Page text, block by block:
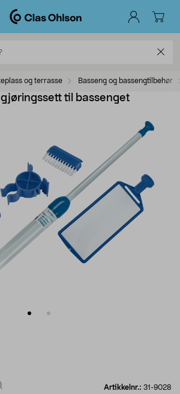
og terrasse Basseng og bassengtilbehør
til bassenget
Artikkelnr.: 31-9028